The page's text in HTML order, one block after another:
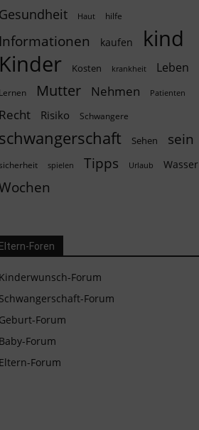
Haut hilfe
kaufen kind
Kosten krankheit Leben
Mutter Nehmen Patienten
Risiko Schwangere
Sehen sein
spielen Tipps Urlaub Wasser
Foren
Forum
Forum
Forum
Forum
Forum